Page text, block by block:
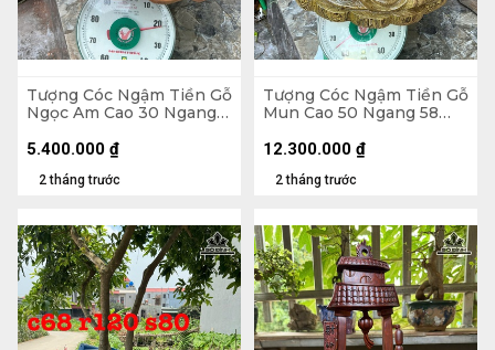
Tượng Cóc Ngậm Tiền Gỗ
Ngọc Am Cao 30 Ngang
2 tháng trước
5.400.000 ₫
Tượng Cóc Ngậm Tiền Gỗ
Mun Cao 50 Ngang 58
2 tháng trước
12.300.000 ₫